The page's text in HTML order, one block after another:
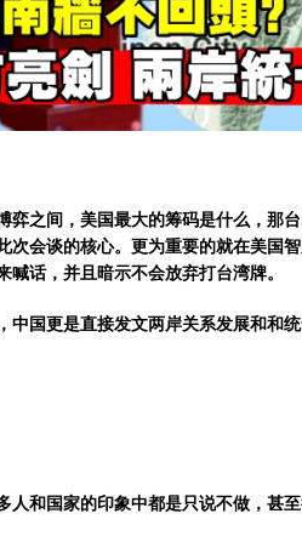
弈之间，美国最大的筹码是什么，那
次会谈的核心。更为重要的就在美国
喊话，并且暗示不会放弃打台湾牌。
中国更是直接发文两岸关系发展和和
人和国家的印象中都是只说不做，甚